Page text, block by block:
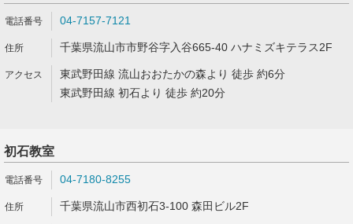
04-7157-7121
千葉県流山市市野谷字入谷665-40 ハナミズキテラス2F
東武野田線 流山おおたかの森より 徒歩 約6分
東武野田線 初石より 徒歩 約20分
初石教室
04-7180-8255
千葉県流山市西初石3-100 森田ビル2F